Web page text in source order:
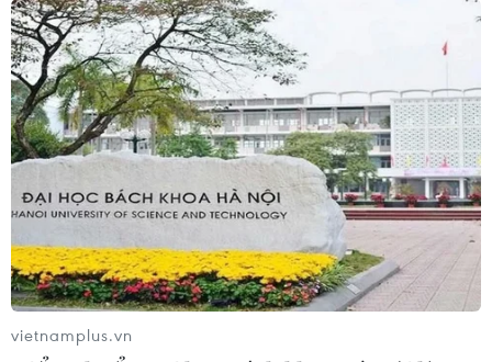
Đức có thể rơi vào khủng hoảng nếu không
sớm kiểm soát được suy thoái
Trong cả quý 4/2022 và quý 1/2023, nền kinh tế Đức
đều ghi nhận suy giảm và nếu suy thoái tiếp tục kéo
dài, nó có thể biến thành một cuộc khủng hoảng kinh tế
thực sự.
vietnamplus.vn